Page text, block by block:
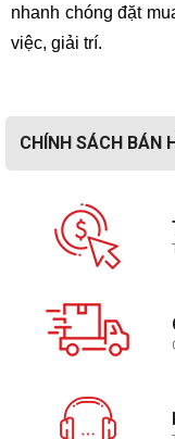
nhanh chóng đặt
việc, giải trí.
CHÍNH SÁCH BÁN